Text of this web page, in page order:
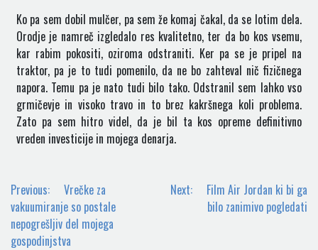
Ko pa sem dobil mulčer, pa sem že komaj čakal, da se lotim dela.
Orodje je namreč izgledalo res kvalitetno, ter da bo kos vsemu,
kar rabim pokositi, oziroma odstraniti. Ker pa se je pripel na
traktor, pa je to tudi pomenilo, da ne bo zahteval nič fizičnega
napora. Temu pa je nato tudi bilo tako. Odstranil sem lahko vso
grmičevje in visoko travo in to brez kakršnega koli problema.
Zato pa sem hitro videl, da je bil ta kos opreme definitivno
vreden investicije in mojega denarja.
Navigacija
prispevka
Previous:
Vrečke za
vakuumiranje so postale
nepogrešljiv del mojega
gospodinjstva
Next:
Film Air Jordan ki bi ga
bilo zanimivo pogledati